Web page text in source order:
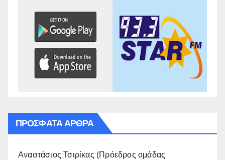
ΠΡΌΣΦΑΤΑ ΆΡΘΡΑ
Αναστάσιος Τσιρίκας (Πρόεδρος ομάδας